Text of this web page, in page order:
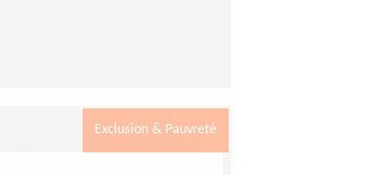
Exclusion & Pauvreté